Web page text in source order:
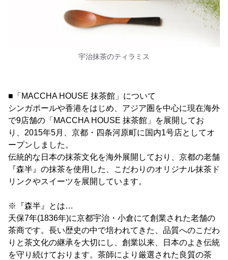
宇治抹茶のティラミス
■「MACCHA HOUSE 抹茶館」について
シンガポールや香港をはじめ、アジア圏を中心に現在海外
で9店舗の「MACCHA HOUSE 抹茶館」を展開してお
り、2015年5月、京都・四条河原町に国内1号店としてオ
ープンしました。
伝統的な日本の抹茶文化を海外展開しており、京都の老舗
『森半』の抹茶を使用した、こだわりのオリジナル抹茶ド
リンクやスイーツを展開しています。
※『森半』とは…
天保7年(1836年)に京都宇治・小倉にて創業された老舗の
茶商です。長い歴史の中で培われてきた、品質へのこだわ
りと茶文化の継承を大切にし、創業以来、日本のよき伝統
を守り続けております。茶師により厳選された良質の茶